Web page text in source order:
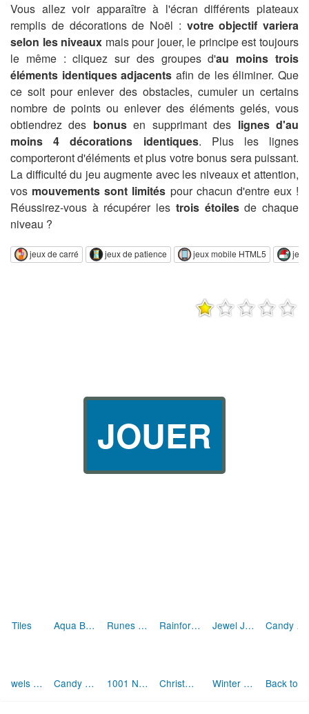
Vous allez voir apparaître à l'écran différents plateaux
remplis de décorations de Noël : votre objectif variera
selon les niveaux mais pour jouer, le principe est toujours
le même : cliquez sur des groupes d'au moins trois
éléments identiques adjacents afin de les éliminer. Que
ce soit pour enlever des obstacles, cumuler un certains
nombre de points ou enlever des éléments gelés, vous
obtiendrez des bonusen supprimant des lignes d'au
moins 4 décorations identiques. Plus les lignes
comporteront d'éléments et plus votre bonus sera puissant.
La difficulté du jeu augmente avec les niveaux et attention,
vos mouvements sont limités pour chacun d'entre eux !
Réussirez-vous à récupérer les trois étoilesde chaque
niveau ?
jeux de carré jeux de patience jeux mobile HTML5
JOUER
Tiles Aqua Blitz 2 Runes of Mystery Rainforest Adventure Jewel Journey Candy Riddles Match 3
Jewels Blitz 3 Candy Rain 4 1001 Nuits 7 Christmas Night Winter Dream Xmas